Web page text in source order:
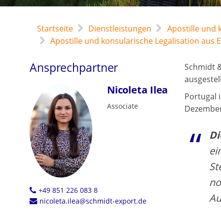
Startseite Dienstleistungen
Apostille und
Apostille und konsularische Legalisation aus
Ansprechpartner
Nicoleta Ilea
Associate
+49 851 226 083 8
nicoleta.ilea@schmidt-export.de
Schmidt
Portugal